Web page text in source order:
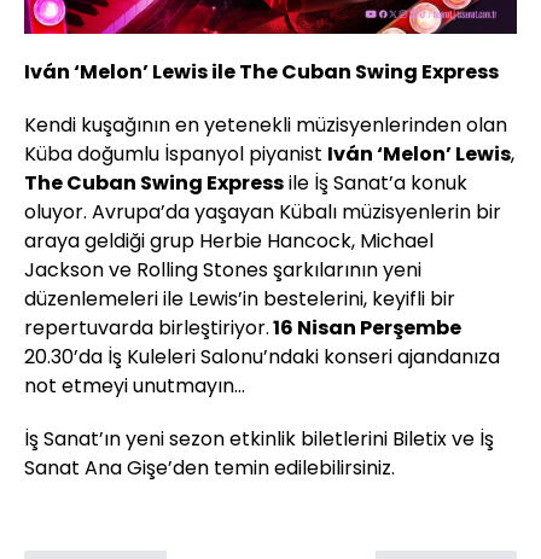
Iván ‘Melon’ Lewis ile The Cuban Swing Express
Kendi kuşağının en yetenekli müzisyenlerinden olan
Küba doğumlu İspanyol piyanist Iván ‘Melon’ Lewis,
The Cuban Swing Expressile İş Sanat’a konuk
oluyor. Avrupa’da yaşayan Kübalı müzisyenlerin bir
araya geldiği grup Herbie Hancock, Michael
Jackson ve Rolling Stones şarkılarının yeni
düzenlemeleri ile Lewis’in bestelerini, keyifli bir
repertuvarda birleştiriyor.16 Nisan Perşembe
20.30’da İş Kuleleri Salonu’ndaki konseri ajandanıza
not etmeyi unutmayın...
İş Sanat’ın yeni sezon etkinlik biletlerini Biletix ve İş
Sanat Ana Gişe’den temin edilebilirsiniz.